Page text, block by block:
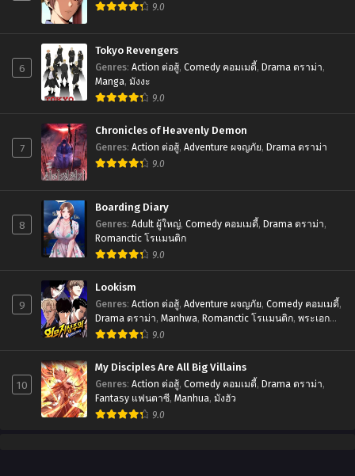
Chapter 4
Chapter 3
September 26, 2023
September 26, 2023
Chapter 1
September 26, 2023
Chapter 0
September 26, 2023
9.0
6
Tokyo Revengers
Genres: Action ต่อสู้, Comedy คอมเมดี้, Drama ดราม่า,
Manga, มังงะ
9.0
7
Chronicles of Heavenly Demon
Genres: Action ต่อสู้, Adventure ผจญภัย, Drama ดราม่า
9.0
8
Boarding Diary
Genres: Adult ผู้ใหญ่, Comedy คอมเมดี้, Drama ดราม่า,
Romanctic โรเเมนติก
9.0
9
Lookism
Genres: Action ต่อสู้, Adventure ผจญภัย, Comedy คอมเมดี้,
Drama ดราม่า, Manhwa, Romanctic โรเเมนติก, พระเอก
เทพ,มังฮวา 9.0
10
My Disciples Are All Big Villains
Genres: Action ต่อสู้, Comedy คอมเมดี้, Drama ดราม่า,
Fantasy แฟนตาซี, Manhua, มังฮัว
9.0